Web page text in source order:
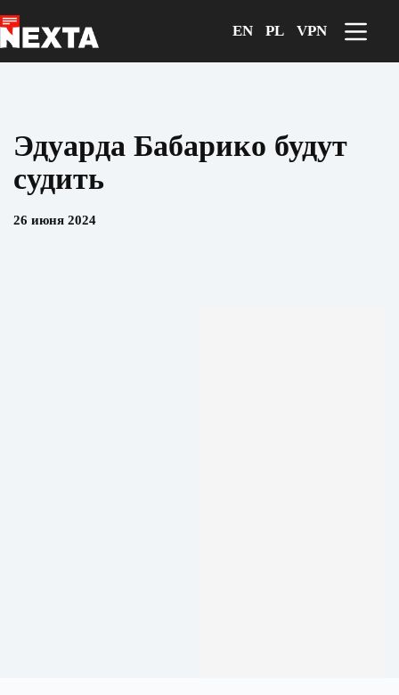
к
сути
EN PL VPN
Эдуарда Бабарико будут
судить
26 июня 2024